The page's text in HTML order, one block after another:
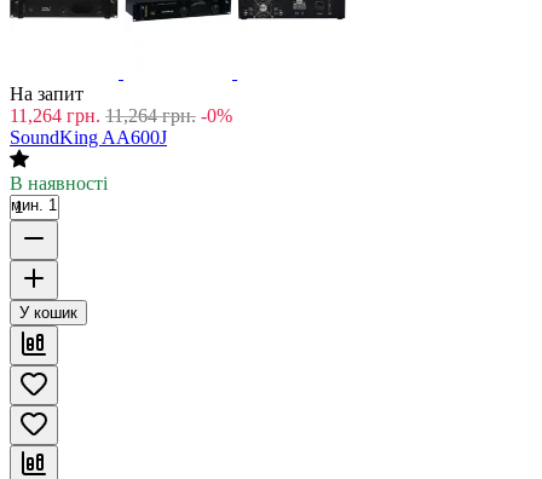
На запит
11,264 грн. 11,264 грн. -0%
SoundKing AA600J
В наявності
мин. 1
У кошик